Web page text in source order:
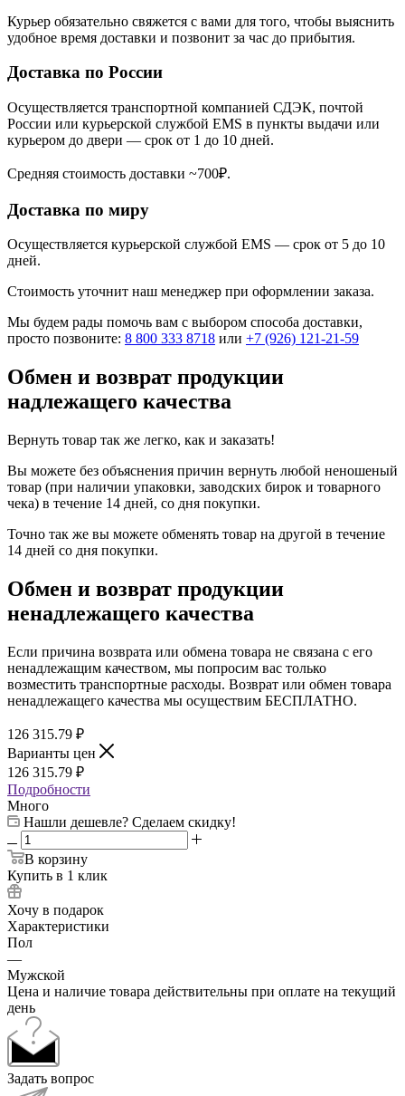
Курьер обязательно свяжется с вами для того, чтобы выяснить
удобное время доставки и позвонит за час до прибытия.
Доставка по России
Осуществляется транспортной компанией СДЭК, почтой
России или курьерской службой EMS в пункты выдачи или
курьером до двери — срок от 1 до 10 дней.
Средняя стоимость доставки ~700₽.
Доставка по миру
Осуществляется курьерской службой EMS — срок от 5 до 10
дней.
Стоимость уточнит наш менеджер при оформлении заказа.
Мы будем рады помочь вам с выбором способа доставки,
просто позвоните: 8 800 333 8718 или +7 (926) 121-21-59
Обмен и возврат продукции
надлежащего качества
Вернуть товар так же легко, как и заказать!
Вы можете без объяснения причин вернуть любой неношеный
товар (при наличии упаковки, заводских бирок и товарного
чека) в течение 14 дней, со дня покупки.
Точно так же вы можете обменять товар на другой в течение
14 дней со дня покупки.
Обмен и возврат продукции
ненадлежащего качества
Если причина возврата или обмена товара не связана с его
ненадлежащим качеством, мы попросим вас только
возместить транспортные расходы. Возврат или обмен товара
ненадлежащего качества мы осуществим БЕСПЛАТНО.
126 315.79 ₽
Варианты цен
126 315.79 ₽
Подробности
Много
Нашли дешевле? Сделаем скидку!
В корзину
Купить в 1 клик
Хочу в подарок
Характеристики
Пол
—
Мужской
Цена и наличие товара действительны при оплате на текущий
день
Задать вопрос